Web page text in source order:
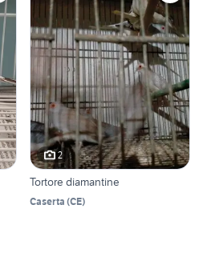
2
Tortore diamantine
Caserta (CE)